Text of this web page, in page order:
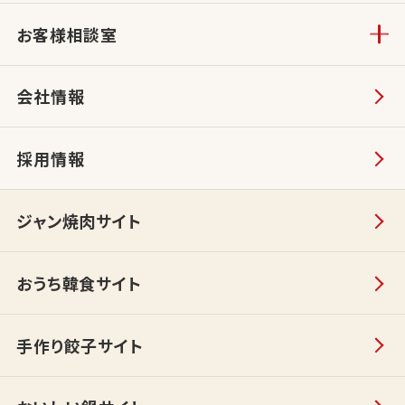
お客様相談室
会社情報
採用情報
ジャン焼肉サイト
おうち韓食サイト
手作り餃子サイト